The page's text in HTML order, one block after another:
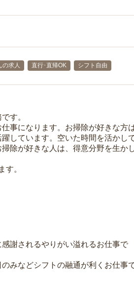
の求人 直行･直帰OK シフト自由
す。
事になります。お掃除が好きな方
しています。空いた時間を活かし
除が好きな人は、得意分野を生か
す。
謝されるやりがい溢れるお仕事で
みなどシフトの融通が利くお仕事